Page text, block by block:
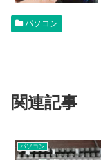
パソコン
関連記事
パソコン